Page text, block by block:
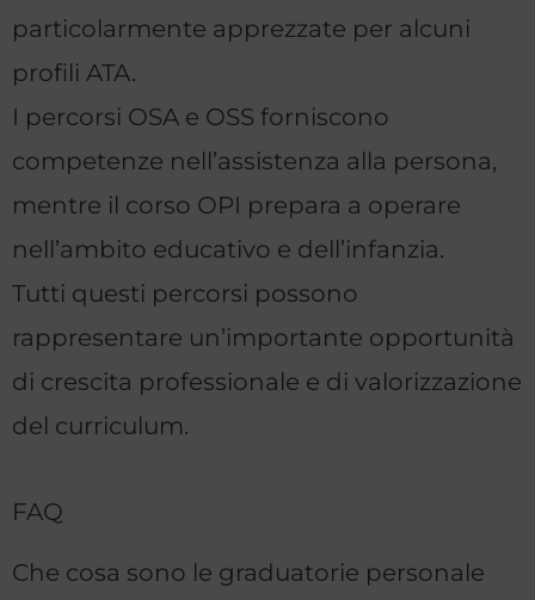
particolarmente apprezzate per alcuni
profili ATA.
I percorsi OSA e OSS forniscono
competenze nell’assistenza alla persona,
mentre il corso OPI prepara a operare
nell’ambito educativo e dell’infanzia.
Tutti questi percorsi possono
rappresentare un’importante opportunità
di crescita professionale e di valorizzazione
del curriculum.
FAQ
Che cosa sono le graduatorie personale